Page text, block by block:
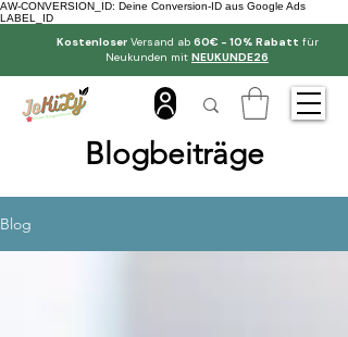
AW-CONVERSION_ID: Deine Conversion-ID aus Google Ads
LABEL_ID
KostenloserVersand ab 60€ - 10% Rabatt für
Neukunden mit NEUKUNDE26
Blogbeiträge
Blog